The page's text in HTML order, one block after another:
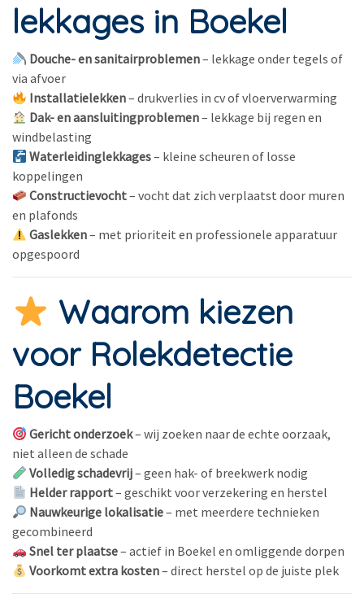
lekkages in Boekel
Douche- en sanitairproblemen– lekkage onder tegels of
via afvoer
Installatielekken– drukverlies in cv of vloerverwarming
Dak- en aansluitingproblemen– lekkage bij regen en
windbelasting
Waterleidinglekkages– kleine scheuren of losse
koppelingen
Constructievocht– vocht dat zich verplaatst door muren
en plafonds
Gaslekken– met prioriteit en professionele apparatuur
opgespoord
Waarom kiezen
voor Rolekdetectie
Boekel
Gericht onderzoek– wij zoeken naar de echte oorzaak,
niet alleen de schade
Volledig schadevrij– geen hak- of breekwerk nodig
Helder rapport– geschikt voor verzekering en herstel
Nauwkeurige lokalisatie– met meerdere technieken
gecombineerd
Snel ter plaatse– actief in Boekel en omliggende dorpen
Voorkomt extra kosten– direct herstel op de juiste plek